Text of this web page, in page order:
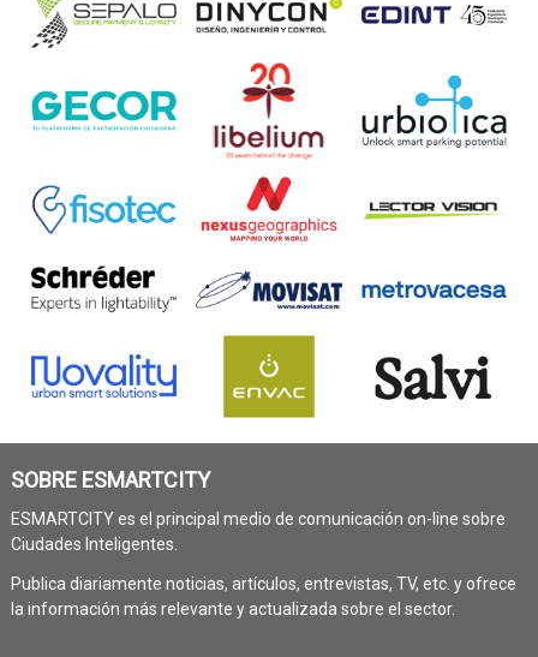
SOBRE ESMARTCITY
ESMARTCITY es el principal medio de comunicación on-line sobre
Ciudades Inteligentes.
Publica diariamente noticias, artículos, entrevistas, TV, etc. y ofrece
la información más relevante y actualizada sobre el sector.